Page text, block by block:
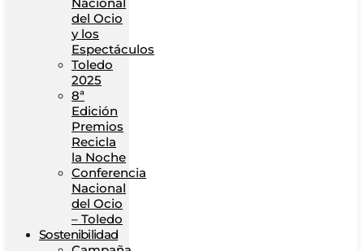
del Ocio
y los
Espectáculos
Toledo
2025
8ª
Edición
Premios
Recicla
la Noche
Conferencia
Nacional
del Ocio
– Toledo
Sostenibilidad